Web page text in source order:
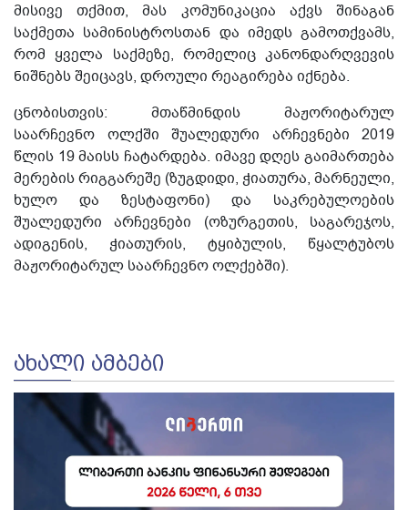
მისივე თქმით, მას კომუნიკაცია აქვს შინაგან
საქმეთა სამინისტროსთან და იმედს გამოთქვამს,
რომ ყველა საქმეზე, რომელიც კანონდარღვევის
ნიშნებს შეიცავს, დროული რეაგირება იქნება.
ცნობისთვის: მთაწმინდის მაჟორიტარულ
საარჩევნო ოლქში შუალედური არჩევნები 2019
წლის 19 მაისს ჩატარდება. იმავე დღეს გაიმართება
მერების რიგგარეშე (ზუგდიდი, ჭიათურა, მარნეული,
ხულო და ზესტაფონი) და საკრებულოების
შუალედური არჩევნები (ოზურგეთის, საგარეჯოს,
ადიგენის, ჭიათურის, ტყიბულის, წყალტუბოს
მაჟორიტარულ საარჩევნო ოლქებში).
ᲐᲮᲐᲚᲘ ᲐᲛᲑᲔᲑᲘ